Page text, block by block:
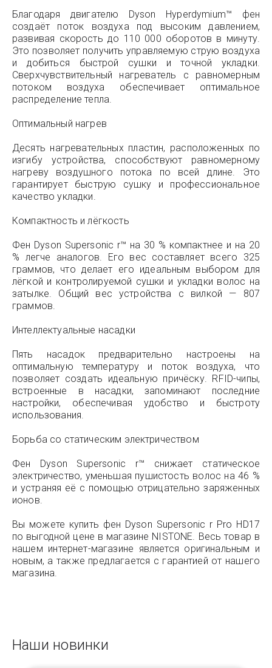
Благодаря двигателю Dyson Hyperdymium™ фен
создаёт поток воздуха под высоким давлением,
развивая скорость до 110 000 оборотов в минуту.
Это позволяет получить управляемую струю воздуха
и добиться быстрой сушки и точной укладки.
Сверхчувствительный нагреватель с равномерным
потоком воздуха обеспечивает оптимальное
распределение тепла.
Оптимальный нагрев
Десять нагревательных пластин, расположенных по
изгибу устройства, способствуют равномерному
нагреву воздушного потока по всей длине. Это
гарантирует быструю сушку и профессиональное
качество укладки.
Компактность и лёгкость
Фен Dyson Supersonic r™ на 30 % компактнее и на 20
% легче аналогов. Его вес составляет всего 325
граммов, что делает его идеальным выбором для
лёгкой и контролируемой сушки и укладки волос на
затылке. Общий вес устройства с вилкой — 807
граммов.
Интеллектуальные насадки
Пять насадок предварительно настроены на
оптимальную температуру и поток воздуха, что
позволяет создать идеальную причёску. RFID-чипы,
встроенные в насадки, запоминают последние
настройки, обеспечивая удобство и быстроту
использования.
Борьба со статическим электричеством
Фен Dyson Supersonic r™ снижает статическое
электричество, уменьшая пушистость волос на 46 %
и устраняя её с помощью отрицательно заряженных
ионов.
Вы можете купить фен Dyson Supersonic r Pro HD17
по выгодной цене в магазине NISTONE. Весь товар в
нашем интернет-магазине является оригинальным и
новым, а также предлагается с гарантией от нашего
магазина.
Наши новинки